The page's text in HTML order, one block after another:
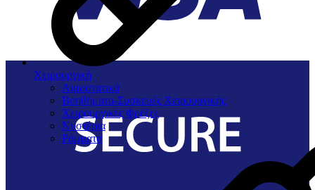
Χειρουργική
Αιμοστατικά
Βοηθήματα-Συσκευές Χειρουργικής
Χειρουργικές Φρέζες
Νυστέρια
Ράµµατα